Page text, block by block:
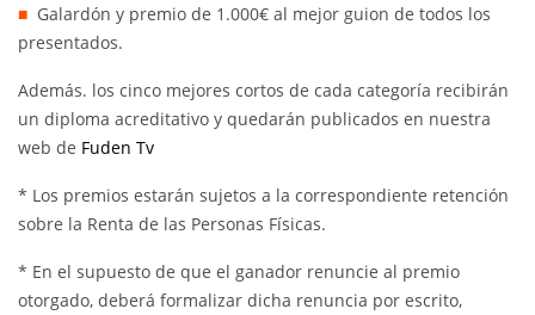
Galardón y premio de 1.000€ al mejor guion de todos los
presentados.
Además. los cinco mejores cortos de cada categoría recibirán
un diploma acreditativo y quedarán publicados en nuestra
web de Fuden Tv
* Los premios estarán sujetos a la correspondiente retención
sobre la Renta de las Personas Físicas.
* En el supuesto de que el ganador renuncie al premio
otorgado, deberá formalizar dicha renuncia por escrito,